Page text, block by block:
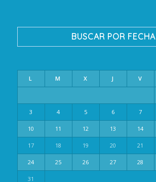
BUSCAR POR FECHA
L M X J V
3 4 5 6 7
10 11 12 13 14
17 18 19 20 21
24 25 26 27 28
31